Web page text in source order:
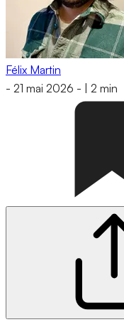
Félix Martin
- 21 mai 2026 - 2 min